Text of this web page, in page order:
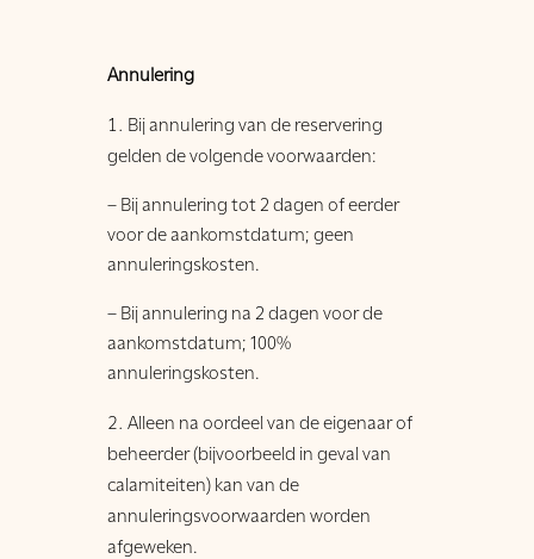
Annulering
Bij annulering van de reservering
gelden de volgende voorwaarden:
– Bij annulering tot 2 dagen of eerder
voor de aankomstdatum; geen
annuleringskosten.
– Bij annulering na 2 dagen voor de
aankomstdatum; 100%
annuleringskosten.
Alleen na oordeel van de eigenaar of
beheerder (bijvoorbeeld in geval van
calamiteiten) kan van de
annuleringsvoorwaarden worden
afgeweken.